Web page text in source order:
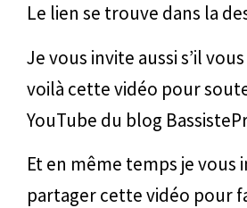
Le lien se trouve dans la
Je vous invite aussi s’il
voilà cette vidéo pour
YouTube du blog
Et en même temps je vous
partager cette vidéo pour